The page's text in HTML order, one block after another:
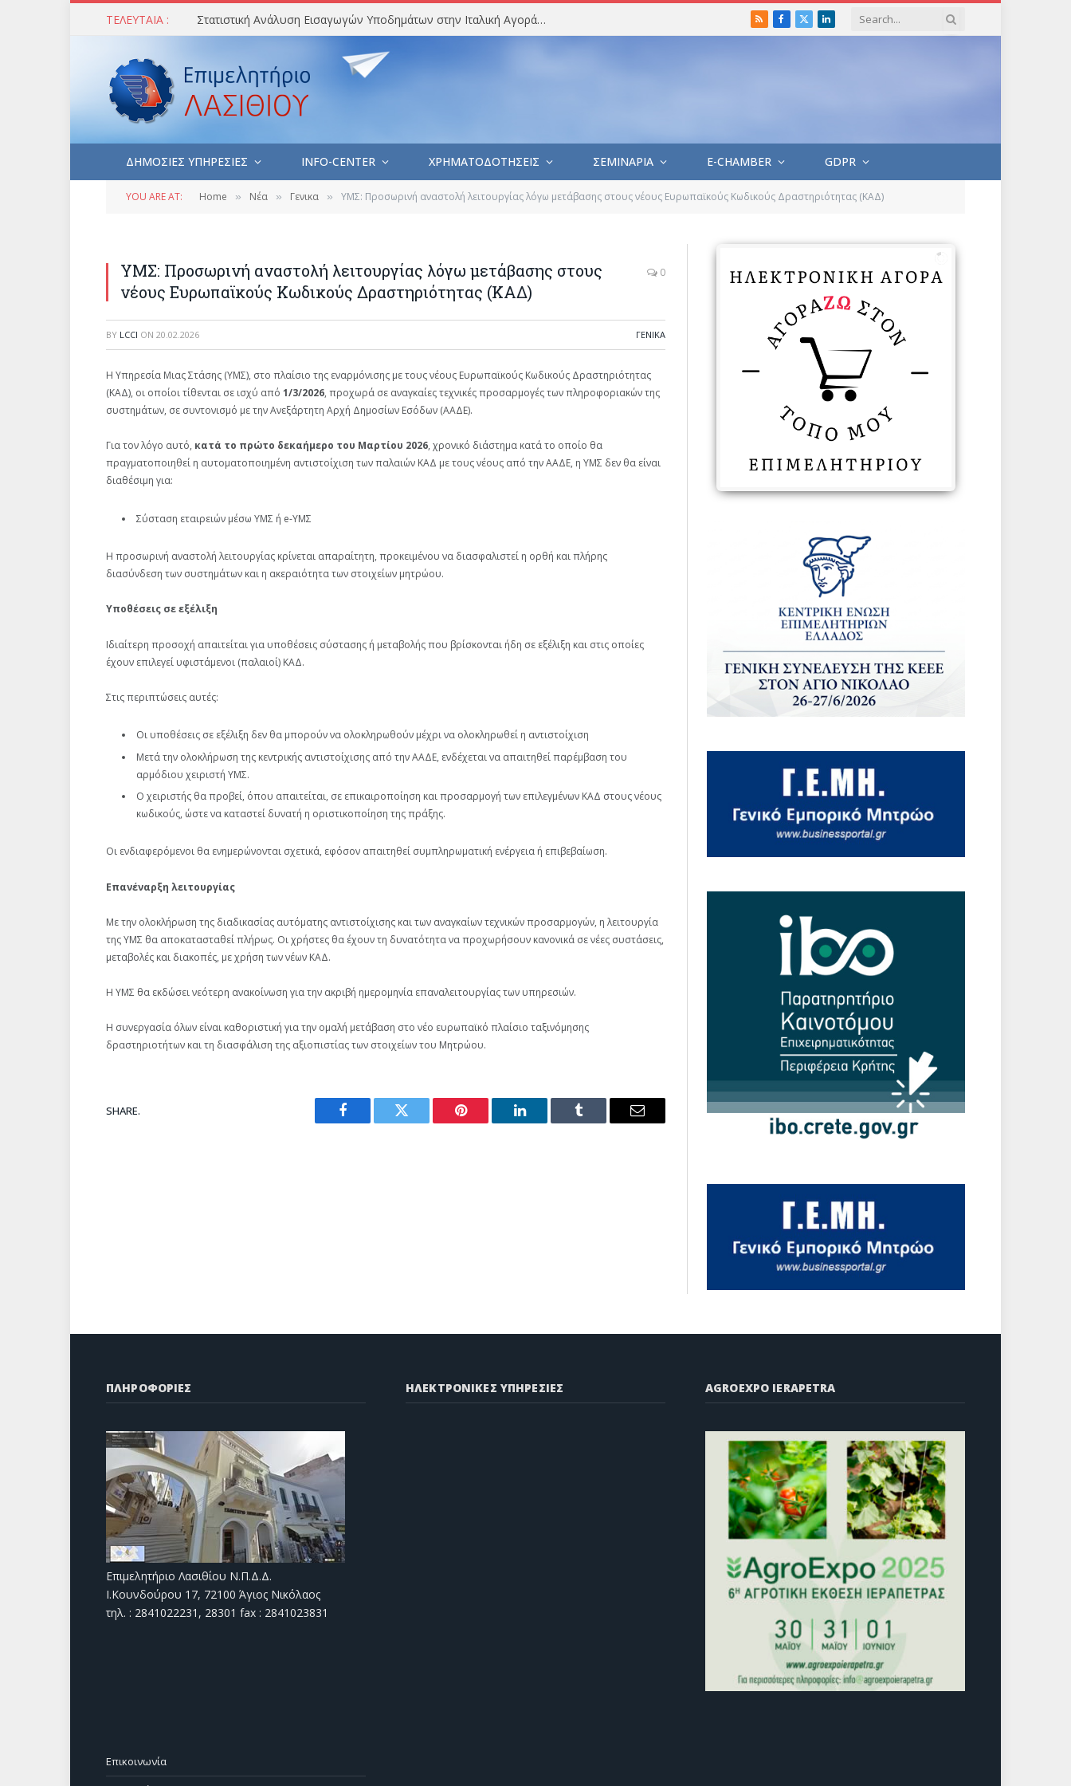
ΤΕΛΕΥΤΑΙΑ : Στατιστική Ανάλυση Εισαγωγών Υποδημάτων στην Ιταλική Αγορά (Ιούλιος 2026) RSSFacebook
X
LinkedIn
ΔΗΜΟΣΙΕΣ ΥΠΗΡΕΣΙΕΣ INFO-CENTER ΧΡΗΜΑΤΟΔΟΤΗΣΕΙΣ ΣΕΜΙΝΑΡΙΑ E-CHAMBER GDPR
YOU ARE AT: Home » Νέα » Γενικα » ΥΜΣ: Προσωρινή αναστολή λειτουργίας λόγω μετάβασης στους νέους Ευρωπαϊκούς Κωδικούς Δραστηριότητας (ΚΑΔ)
ΥΜΣ: Προσωρινή αναστολή λειτουργίας λόγω μετάβασης στους
νέους Ευρωπαϊκούς Κωδικούς Δραστηριότητας (ΚΑΔ)
0
BY LCCI ON 20.02.2026 ΓΕΝΙΚΑ
Η Υπηρεσία Μιας Στάσης (ΥΜΣ), στο πλαίσιο της εναρμόνισης με τους νέους Ευρωπαϊκούς Κωδικούς Δραστηριότητας
(ΚΑΔ), οι οποίοι τίθενται σε ισχύ από 1/3/2026, προχωρά σε αναγκαίες τεχνικές προσαρμογές των πληροφοριακών της
συστημάτων, σε συντονισμό με την Ανεξάρτητη Αρχή Δημοσίων Εσόδων (ΑΑΔΕ).
Για τον λόγο αυτό, κατά το πρώτο δεκαήμερο του Μαρτίου 2026, χρονικό διάστημα κατά το οποίο θα
πραγματοποιηθεί η αυτοματοποιημένη αντιστοίχιση των παλαιών ΚΑΔ με τους νέους από την ΑΑΔΕ, η ΥΜΣ δεν θα είναι
διαθέσιμη για:
Σύσταση εταιρειών μέσω ΥΜΣ ή e-ΥΜΣ
Η προσωρινή αναστολή λειτουργίας κρίνεται απαραίτητη, προκειμένου να διασφαλιστεί η ορθή και πλήρης
διασύνδεση των συστημάτων και η ακεραιότητα των στοιχείων μητρώου.
Υποθέσεις σε εξέλιξη
Ιδιαίτερη προσοχή απαιτείται για υποθέσεις σύστασης ή μεταβολής που βρίσκονται ήδη σε εξέλιξη και στις οποίες
έχουν επιλεγεί υφιστάμενοι (παλαιοί) ΚΑΔ.
Στις περιπτώσεις αυτές:
Οι υποθέσεις σε εξέλιξη δεν θα μπορούν να ολοκληρωθούν μέχρι να ολοκληρωθεί η αντιστοίχιση
Μετά την ολοκλήρωση της κεντρικής αντιστοίχισης από την ΑΑΔΕ, ενδέχεται να απαιτηθεί παρέμβαση του
αρμόδιου χειριστή ΥΜΣ.
Ο χειριστής θα προβεί, όπου απαιτείται, σε επικαιροποίηση και προσαρμογή των επιλεγμένων ΚΑΔ στους νέους
κωδικούς, ώστε να καταστεί δυνατή η οριστικοποίηση της πράξης.
Οι ενδιαφερόμενοι θα ενημερώνονται σχετικά, εφόσον απαιτηθεί συμπληρωματική ενέργεια ή επιβεβαίωση.
Επανέναρξη λειτουργίας
Με την ολοκλήρωση της διαδικασίας αυτόματης αντιστοίχισης και των αναγκαίων τεχνικών προσαρμογών, η λειτουργία
της ΥΜΣ θα αποκατασταθεί πλήρως. Οι χρήστες θα έχουν τη δυνατότητα να προχωρήσουν κανονικά σε νέες συστάσεις,
μεταβολές και διακοπές, με χρήση των νέων ΚΑΔ.
Η ΥΜΣ θα εκδώσει νεότερη ανακοίνωση για την ακριβή ημερομηνία επαναλειτουργίας των υπηρεσιών.
Η συνεργασία όλων είναι καθοριστική για την ομαλή μετάβαση στο νέο ευρωπαϊκό πλαίσιο ταξινόμησης
δραστηριοτήτων και τη διασφάλιση της αξιοπιστίας των στοιχείων του Μητρώου.
SHARE.
Facebook Twitter Pinterest LinkedIn Tumblr Email
ΠΛΗΡΟΦΟΡΙΕΣ
Επιμελητήριο Λασιθίου Ν.Π.Δ.Δ.
Ι.Κουνδούρου 17, 72100 Άγιος Νικόλαος
τηλ. : 2841022231, 28301 fax : 2841023831
ΗΛΕΚΤΡΟΝΙΚΕΣ ΥΠΗΡΕΣΙΕΣ AGROEXPO IERAPETRA
Επικοινωνία